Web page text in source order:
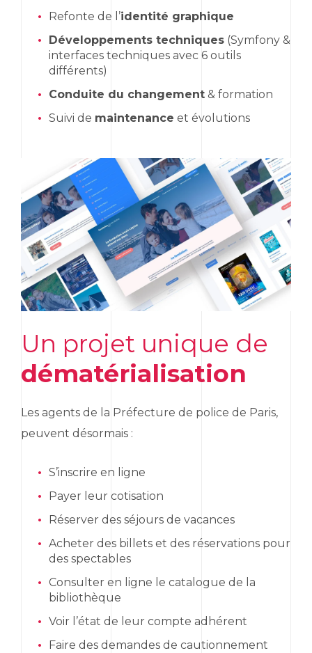
Refonte de l’identité graphique
Développements techniques (Symfony &
interfaces techniques avec 6 outils
différents)
Conduite du changement & formation
Suivi de maintenance et évolutions
Un projet unique de
dématérialisation
Les agents de la Préfecture de police de Paris,
peuvent désormais :
S’inscrire en ligne
Payer leur cotisation
Réserver des séjours de vacances
Acheter des billets et des réservations pour
des spectables
Consulter en ligne le catalogue de la
bibliothèque
Voir l’état de leur compte adhérent
Faire des demandes de cautionnement